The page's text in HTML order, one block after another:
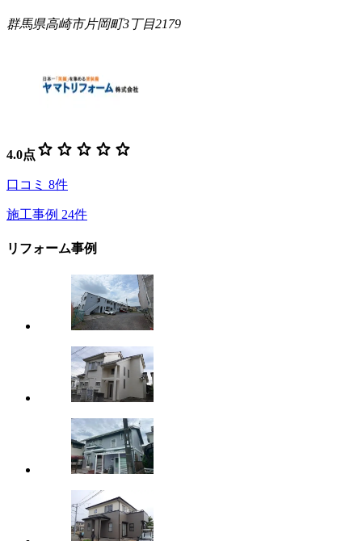
群馬県高崎市片岡町3丁目2179
4.0点 star star star star star
口コミ 8件
施工事例 24件
リフォーム事例